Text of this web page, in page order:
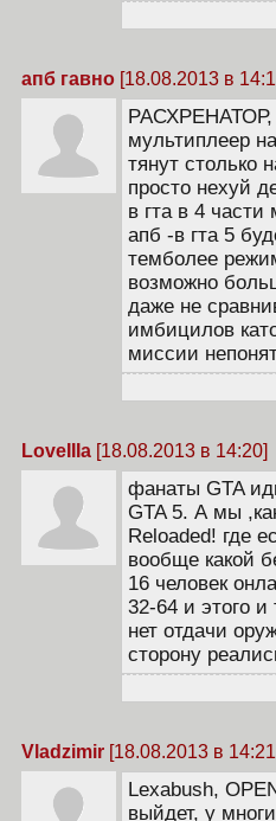
апб гавно [18.08.2013 в
РАСХРЕНАТОР,
мультиплеер
тянут столько
просто нехуй
в гта в 4
апб -в гта 5
темболее
возможно
даже не
имбицилов
миссии
LoveIIIa [18.08.2013 в 14:20]
фанаты GTA
GTA 5. А мы
Reloaded! где
вообще какой
16 человек
32-64 и этого
нет отдачи
сторону
Vladzimir [18.08.2013 в
Lexabush,
выйдет, у